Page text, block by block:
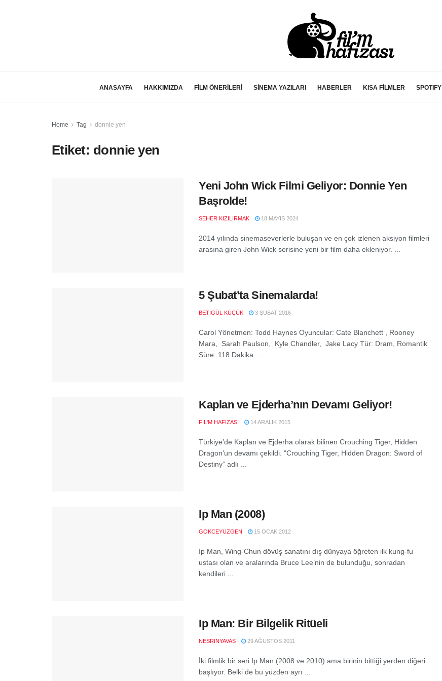
ANASAYFA HAKKIMIZDA FİLM ÖNERİLERİ SİNEMA YAZILARI HABERLER KISA FİLMLER SPOTIFY
Home Tag donnie yen
Etiket: donnie yen
Yeni John Wick Filmi Geliyor: Donnie Yen
Başrolde!
SEHER KIZILIRMAK 18 MAYIS 2024
2014 yılında sinemaseverlerle buluşan ve en çok izlenen aksiyon filmleri
arasına giren John Wick serisine yeni bir film daha ekleniyor. ...
5 Şubat’ta Sinemalarda!
BETIGÜL KÜÇÜK 3 ŞUBAT 2016
Carol Yönetmen: Todd Haynes Oyuncular: Cate Blanchett , Rooney
Mara, Sarah Paulson, Kyle Chandler, Jake Lacy Tür: Dram, Romantik
Süre: 118 Dakika ...
Kaplan ve Ejderha’nın Devamı Geliyor!
FIL'M HAFIZASI 14 ARALIK 2015
Türkiye’de Kaplan ve Ejderha olarak bilinen Crouching Tiger, Hidden
Dragon’un devamı çekildi. “Crouching Tiger, Hidden Dragon: Sword of
Destiny” adlı ...
Ip Man (2008)
GOKCEYUZGEN 15 OCAK 2012
Ip Man, Wing-Chun dövüş sanatını dış dünyaya öğreten ilk kung-fu
ustası olan ve aralarında Bruce Lee’nin de bulunduğu, sonradan
kendileri ...
Ip Man: Bir Bilgelik Ritüeli
NESRINYAVAS 29 AĞUSTOS 2011
İki filmlik bir seri Ip Man (2008 ve 2010) ama birinin bittiği yerden diğeri
başlıyor. Belki de bu yüzden ayrı ...